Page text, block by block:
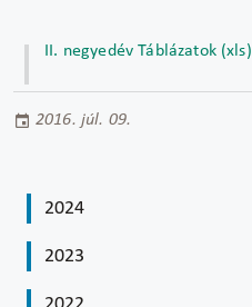
II. negyedév Táblázatok (xls)
2016. júl. 09.
2024
2023